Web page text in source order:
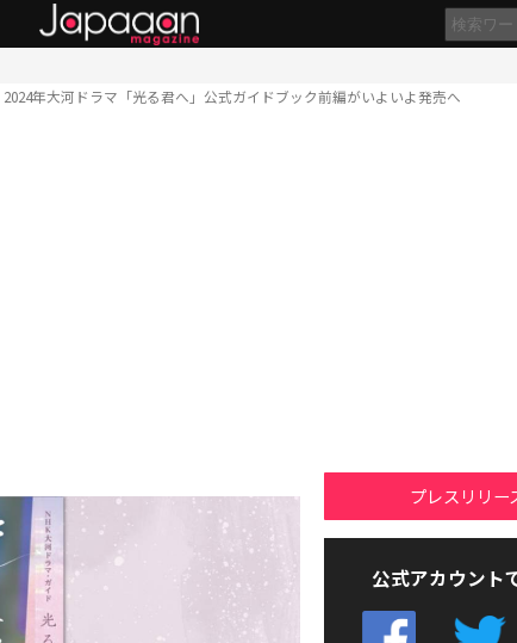
年大河ドラマ「光る君へ」公式ガイドブック前編がいよいよ発売へ
プレスリリー
公式アカウント